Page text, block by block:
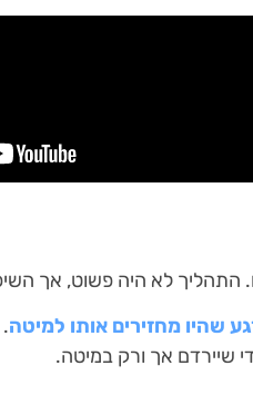
לא היה פשוט, אך
שהיו מחזירים אותו למיטה
שיירדם אך ורק במיטה.